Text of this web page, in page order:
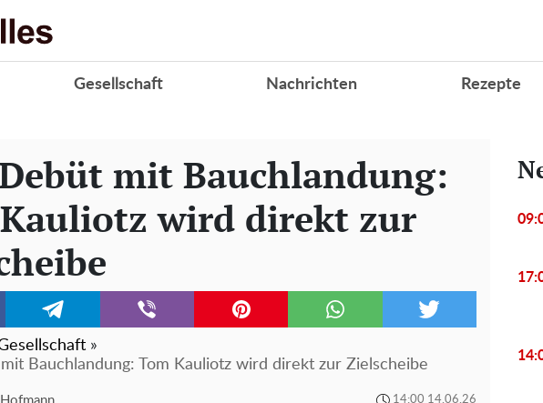
Gesellschaft Nachrichten Rezepte
mit Bauchlandung:
wird direkt zur
»
Bauchlandung: Tom Kauliotz wird direkt zur Zielscheibe
14:00 14.06.26